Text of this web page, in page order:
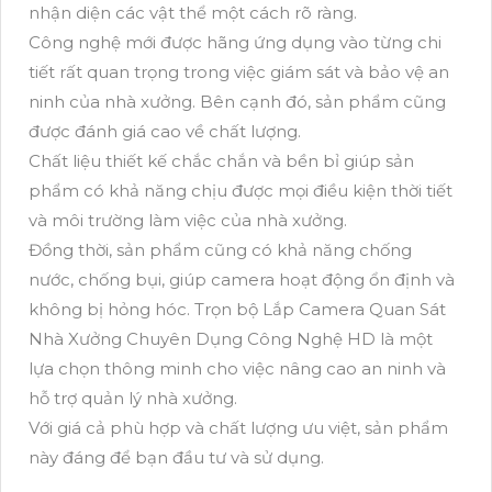
nhận diện các vật thể một cách rõ ràng.
Công nghệ mới được hãng ứng dụng vào từng chi
tiết rất quan trọng trong việc giám sát và bảo vệ an
ninh của nhà xưởng. Bên cạnh đó, sản phẩm cũng
được đánh giá cao về chất lượng.
Chất liệu thiết kế chắc chắn và bền bỉ giúp sản
phẩm có khả năng chịu được mọi điều kiện thời tiết
và môi trường làm việc của nhà xưởng.
Đồng thời, sản phẩm cũng có khả năng chống
nước, chống bụi, giúp camera hoạt động ổn định và
không bị hỏng hóc. Trọn bộ Lắp Camera Quan Sát
Nhà Xưởng Chuyên Dụng Công Nghệ HD là một
lựa chọn thông minh cho việc nâng cao an ninh và
hỗ trợ quản lý nhà xưởng.
Với giá cả phù hợp và chất lượng ưu việt, sản phẩm
này đáng để bạn đầu tư và sử dụng.